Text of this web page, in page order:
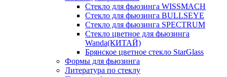
Стекло для фьюзинга WISSMACH
Стекло для фьюзинга BULLSEYE
Стекло для фьюзинга SPECTRUM
Стекло цветное для фьюзинга
Wanda(КИТАЙ)
Брянское цветное стекло StarGlass
Формы для фьюзинга
Литература по стеклу